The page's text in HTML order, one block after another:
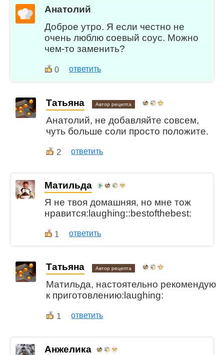
Анатолий
Доброе утро. Я если честно не
очень люблю соевый соус. Можно
чем-то заменить?
0 ответить
Татьяна Автор рецепта
Анатолий, не добавляйте совсем,
чуть больше соли просто положите.
2 ответить
Матильда
Я не твоя домашняя, но мне тож
нравится:laughing::bestofthebest:
1 ответить
Татьяна Автор рецепта
Матильда, настоятельно рекомендую
к приготовлению:laughing:
1 ответить
Анжелика